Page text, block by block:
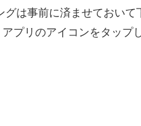
グは事前に済ませておいて
アプリのアイコンをタップ